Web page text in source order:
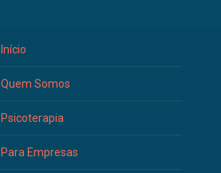
Início
Quem Somos
Psicoterapia
Para Empresas